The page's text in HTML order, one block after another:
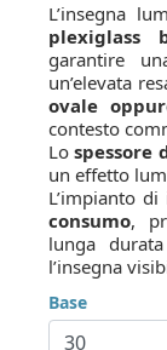
L’insegna
plexiglass
garantire
un’elevata
ovale
contesto
Lospessore
un effetto
L’impianto
consumo,
lunga
l’insegna
Base